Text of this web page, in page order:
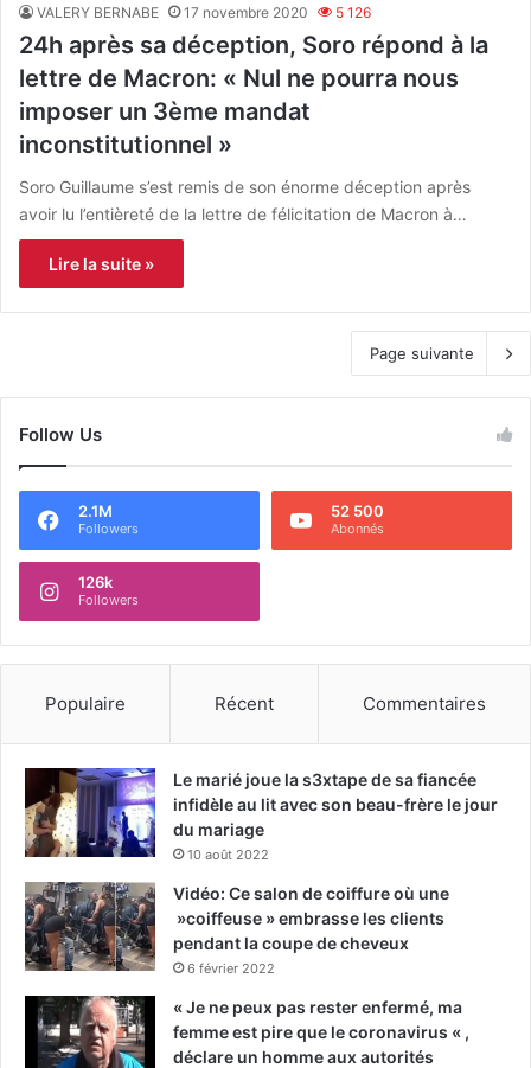
VALERY BERNABE 17 novembre 2020 5 126
24h après sa déception, Soro répond à la
lettre de Macron: « Nul ne pourra nous
imposer un 3ème mandat
inconstitutionnel »
Soro Guillaume s’est remis de son énorme déception après
avoir lu l’entièreté de la lettre de félicitation de Macron à…
Lire la suite »
Page suivante
Follow Us
2.1M
Followers
52 500
Abonnés
126k
Followers
Populaire Récent Commentaires
Le marié joue la s3xtape de sa fiancée
infidèle au lit avec son beau-frère le jour
du mariage
10 août 2022
Vidéo: Ce salon de coiffure où une
»coiffeuse » embrasse les clients
pendant la coupe de cheveux
6 février 2022
« Je ne peux pas rester enfermé, ma
femme est pire que le coronavirus « ,
déclare un homme aux autorités